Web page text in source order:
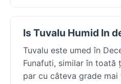
Is Tuvalu Humid In
Tuvalu este umed în
Funafuti, similar în toată
par cu câteva grade